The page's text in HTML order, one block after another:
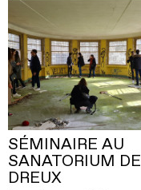
SÉMINAIRE AU
SANATORIUM DE
DREUX